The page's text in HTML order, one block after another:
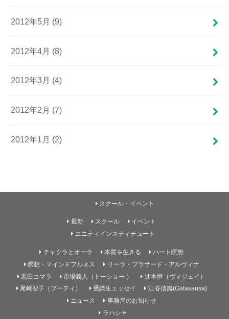
2012年5月 (9)
2012年4月 (8)
2012年3月 (4)
2012年2月 (7)
2012年1月 (2)
最新
スクール・イベント
スクール
イベント
ユニティインスティチュート
チャクラとオーラ 本質を生きる
ハート瞑想
瞑想・マインドフルネス
リーラ・プラサード・アルヴィナ
黒田コマラ
市場義人（トーショー ）
辻本恒（ヴィジェイ）
尾崎智子（ブーティ）
受講生エッセイ
江谷信壽(Gatasansa)
ニュース
事務局のお知らせ
ラハシャ